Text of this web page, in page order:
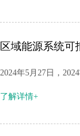
区域能源系统可
2024年5月27日，
了解详情+